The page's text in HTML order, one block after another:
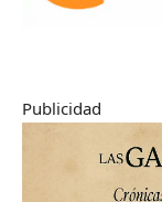
Publicidad